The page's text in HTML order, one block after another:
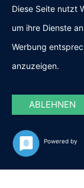
Diese Seite nutzt
um ihre Dienste
Werbung
anzuzeigen.
ABLEHNEN
Powered by